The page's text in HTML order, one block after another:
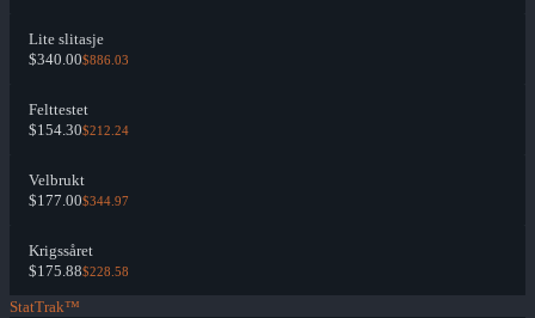
Lite slitasje
$340.00$886.03
Felttestet
$154.30$212.24
Velbrukt
$177.00$344.97
Krigssåret
$175.88$228.58
StatTrak™